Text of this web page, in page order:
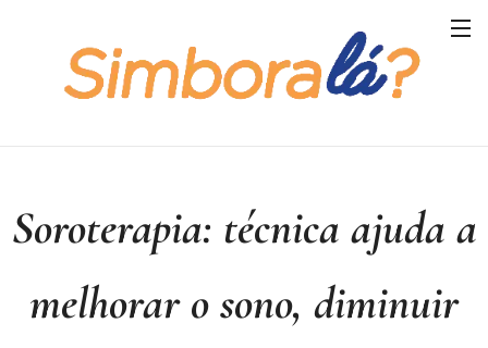
Soroterapia: técnica ajuda a
melhorar o sono, diminuir